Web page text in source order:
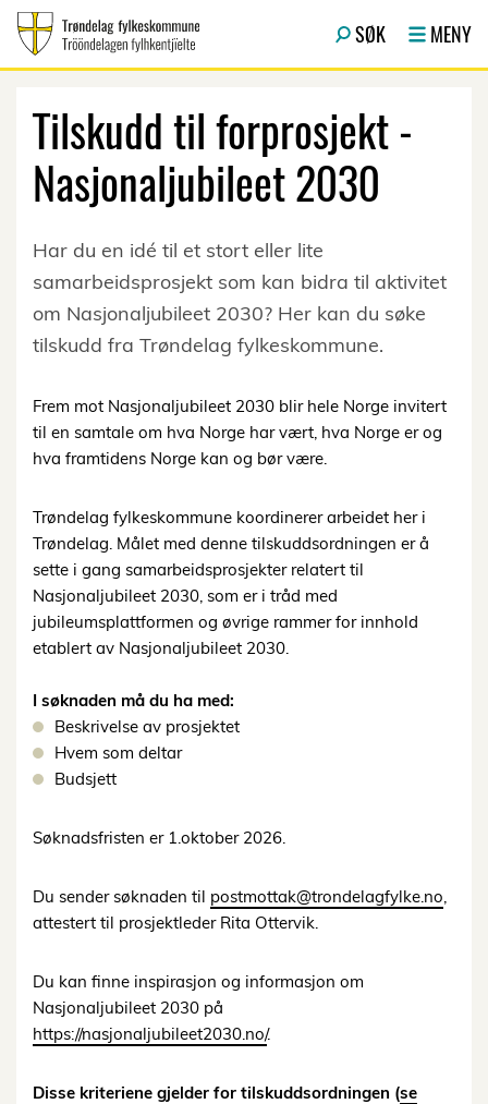
SØK MENY
Tilskudd til forprosjekt -
Nasjonaljubileet 2030
Har du en idé til et stort eller lite
samarbeidsprosjekt som kan bidra til aktivitet
om Nasjonaljubileet 2030? Her kan du søke
tilskudd fra Trøndelag fylkeskommune.
Frem mot Nasjonaljubileet 2030 blir hele Norge invitert
til en samtale om hva Norge har vært, hva Norge er og
hva framtidens Norge kan og bør være.
Trøndelag fylkeskommune koordinerer arbeidet her i
Trøndelag. Målet med denne tilskuddsordningen er å
sette i gang samarbeidsprosjekter relatert til
Nasjonaljubileet 2030, som er i tråd med
jubileumsplattformen og øvrige rammer for innhold
etablert av Nasjonaljubileet 2030.
I søknaden må du ha med:
Beskrivelse av prosjektet
Hvem som deltar
Budsjett
Søknadsfristen er 1.oktober 2026.
Du sender søknaden til postmottak@trondelagfylke.no,
attestert til prosjektleder Rita Ottervik.
Du kan finne inspirasjon og informasjon om
Nasjonaljubileet 2030 på
https://nasjonaljubileet2030.no/.
Disse kriteriene gjelder for tilskuddsordningen (se